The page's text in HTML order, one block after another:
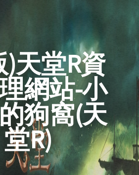
)天堂R資
網站-小
狗窩(天
堂R)